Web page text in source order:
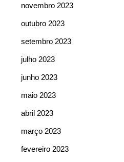
novembro 2023
outubro 2023
setembro 2023
julho 2023
junho 2023
maio 2023
abril 2023
março 2023
fevereiro 2023